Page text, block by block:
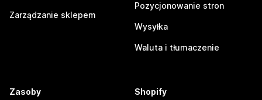
Zarządzanie sklepem
Pozycjonowanie stron
Wysyłka
Waluta i tłumaczenie
Zasoby Shopify